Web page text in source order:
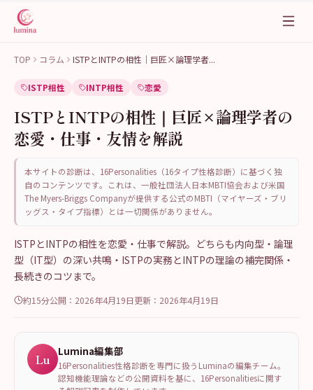
TOP コラム ISTPとINTPの相性｜巨匠×論理学者...
ISTP相性 INTP相性 恋愛
ISTPとINTPの相性｜巨匠×論理学者の
恋愛・仕事・友情を解説
本サイトの診断は、16Personalities（16タイプ性格診断）に基づく独
自のコンテンツです。これは、一般社団法人日本MBTI協会および米国
The Myers-Briggs Companyが提供する公式のMBTI（マイヤーズ・ブリ
ッグス・タイプ指標）とは一切関係がありません。
ISTPとINTPの相性を恋愛・仕事で解説。どちらも内向型・論理
型（IT型）の深い共鳴・ISTPの実務とINTPの理論の補完関係・
長続きのコツまで。
約15分公開： 2026年4月19日更新： 2026年4月19日
Lu Lumina編集部
16Personalities性格診断を専門に扱うLuminaの編集チーム。
認知機能理論などの公開資料を基に、16Personalitiesに関す